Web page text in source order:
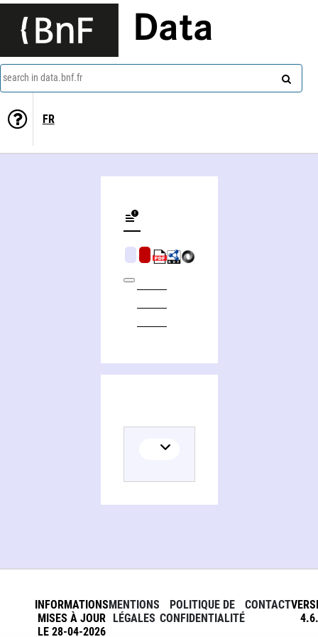
Data
search in data.bnf.fr
FR
INFORMATIONS
MISES À JOUR
LE 28-04-2026
MENTIONS
LÉGALES
POLITIQUE DE
CONFIDENTIALITÉ
CONTACT